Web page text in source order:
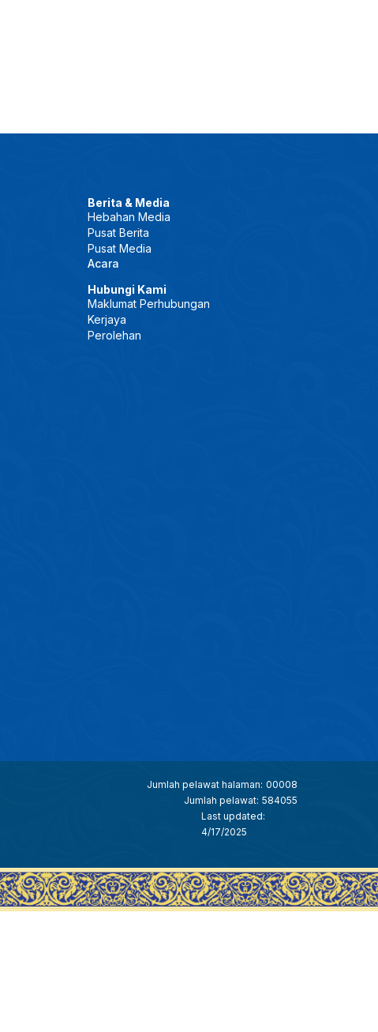
Berita & Media
Hebahan Media
Pusat Berita
Pusat Media
Acara
Hubungi Kami
Maklumat Perhubungan
Kerjaya
Perolehan
Jumlah pelawat halaman: 00008
Jumlah pelawat: 584055
Last updated:
4/17/2025